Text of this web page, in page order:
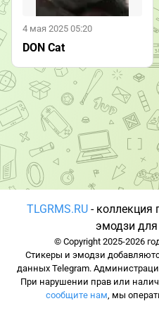
4 мая 2025 05:20
DON Cat
TLGRMS.RU - коллекция
эмодзи
© Copyright 2025-2026
Стикеры и эмодзи
данных Telegram.
При нарушении прав или
сообщите нам, мы